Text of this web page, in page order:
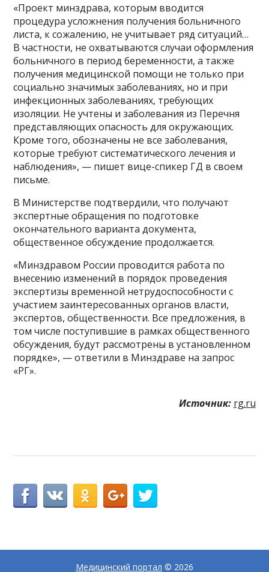
«Проект минздрава, которым вводится
процедура усложнения получения больничного
листа, к сожалению, не учитывает ряд ситуаций…
В частности, не охватываются случаи оформления
больничного в период беременности, а также
получения медицинской помощи не только при
социально значимых заболеваниях, но и при
инфекционных заболеваниях, требующих
изоляции. Не учтены и заболевания из Перечня
представляющих опасность для окружающих.
Кроме того, обозначены не все заболевания,
которые требуют систематического лечения и
наблюдения», — пишет вице-спикер ГД в своем
письме.
В Министерстве подтвердили, что получают
экспертные обращения по подготовке
окончательного варианта документа,
общественное обсуждение продолжается.
«Минздравом России проводится работа по
внесению изменений в порядок проведения
экспертизы временной нетрудоспособности с
участием заинтересованных органов власти,
экспертов, общественности. Все предложения, в
том числе поступившие в рамках общественного
обсуждения, будут рассмотрены в установленном
порядке», — ответили в Минздраве на запрос
«РГ».
Источник: rg.ru
Медицинский портал © 2026